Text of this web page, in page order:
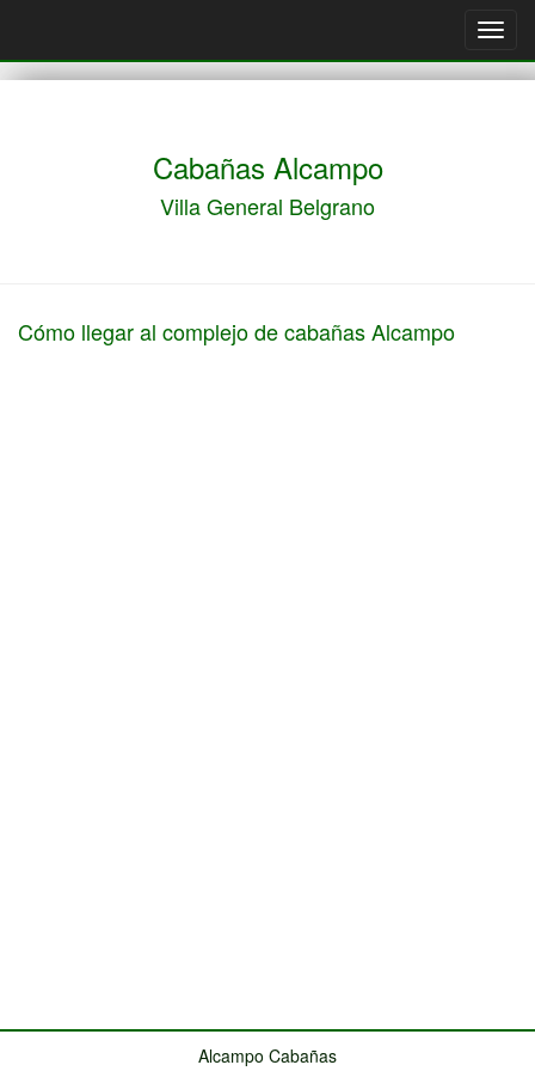
Cabañas Alcampo
Villa General Belgrano
Cómo llegar al complejo de cabañas Alcampo
Alcampo Cabañas